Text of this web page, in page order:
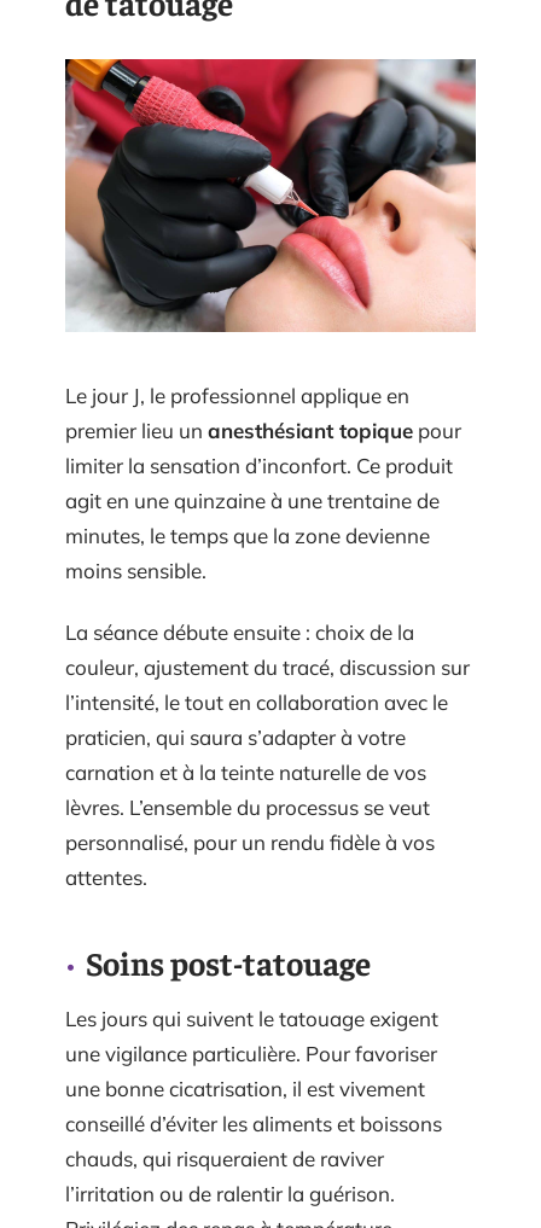
Le jour J, le professionnel applique en
premier lieu un anesthésiant topique pour
limiter la sensation d’inconfort. Ce produit
agit en une quinzaine à une trentaine de
minutes, le temps que la zone devienne
moins sensible.
La séance débute ensuite : choix de la
couleur, ajustement du tracé, discussion sur
l’intensité, le tout en collaboration avec le
praticien, qui saura s’adapter à votre
carnation et à la teinte naturelle de vos
lèvres. L’ensemble du processus se veut
personnalisé, pour un rendu fidèle à vos
attentes.
Soins post-tatouage
Les jours qui suivent le tatouage exigent
une vigilance particulière. Pour favoriser
une bonne cicatrisation, il est vivement
conseillé d’éviter les aliments et boissons
chauds, qui risqueraient de raviver
l’irritation ou de ralentir la guérison.